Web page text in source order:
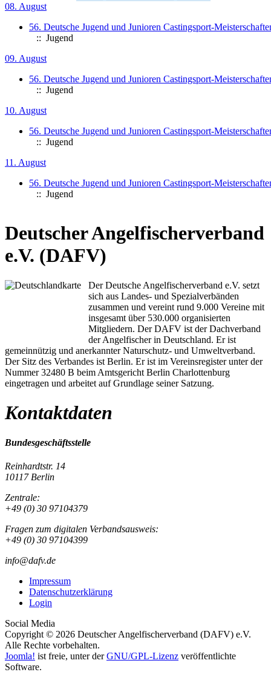
08. August
56. Deutsche Jugend und Junioren Castingsport-
:: Jugend
09. August
56. Deutsche Jugend und Junioren Castingsport-
:: Jugend
10. August
56. Deutsche Jugend und Junioren Castingsport-
:: Jugend
11. August
56. Deutsche Jugend und Junioren Castingsport-
:: Jugend
Deutscher Angelfischerverband
e.V. (DAFV)
Der Deutsche Angelfischerverband e.V. setzt
sich aus Landes- und Spezialverbänden
zusammen und vereint rund 9.000 Vereine mit
insgesamt über 530.000 organisierten
Mitgliedern. Der DAFV ist der Dachverband
der Angelfischer in Deutschland. Er ist
gemeinnützig und anerkannter Naturschutz- und Umweltverband.
Der Sitz des Verbandes ist Berlin. Er ist im Vereinsregister unter der
Nummer 32480 B beim Amtsgericht Berlin Charlottenburg
eingetragen und arbeitet auf Grundlage seiner Satzung.
Kontaktdaten
Bundesgeschäftsstelle
Reinhardtstr. 14
10117 Berlin
Zentrale:
+49 (0) 30 97104379
Fragen zum digitalen Verbandsausweis:
+49 (0) 30 97104399
info@dafv.de
Impressum
Datenschutzerklärung
Login
Social Media
Copyright © 2026 Deutscher Angelfischerverband (DAFV) e.V.
Alle Rechte vorbehalten.
Joomla! ist freie, unter derGNU/GPL-Lizenz veröffentlichte
Software.